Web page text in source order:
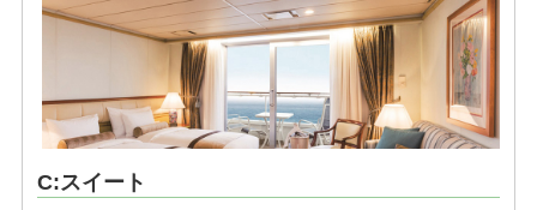
C:スイート